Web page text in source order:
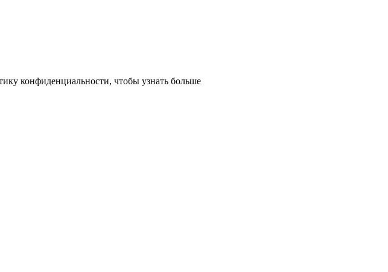
конфиденциальности, чтобы узнать больше